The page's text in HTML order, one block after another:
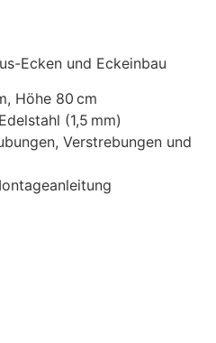
Ecken und Eckeinbau
Höhe 80 cm
(1,5 mm)
Verstrebungen und